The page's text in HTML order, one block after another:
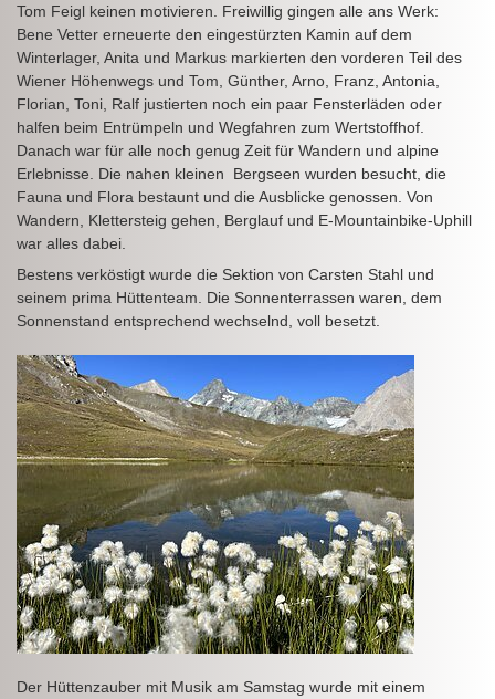
Tom Feigl keinen motivieren. Freiwillig gingen alle ans Werk:
Bene Vetter erneuerte den eingestürzten Kamin auf dem
Winterlager, Anita und Markus markierten den vorderen Teil des
Wiener Höhenwegs und Tom, Günther, Arno, Franz, Antonia,
Florian, Toni, Ralf justierten noch ein paar Fensterläden oder
halfen beim Entrümpeln und Wegfahren zum Wertstoffhof.
Danach war für alle noch genug Zeit für Wandern und alpine
Erlebnisse. Die nahen kleinen Bergseen wurden besucht, die
Fauna und Flora bestaunt und die Ausblicke genossen. Von
Wandern, Klettersteig gehen, Berglauf und E-Mountainbike-Uphill
war alles dabei.
Bestens verköstigt wurde die Sektion von Carsten Stahl und
seinem prima Hüttenteam. Die Sonnenterrassen waren, dem
Sonnenstand entsprechend wechselnd, voll besetzt.
Der Hüttenzauber mit Musik am Samstag wurde mit einem